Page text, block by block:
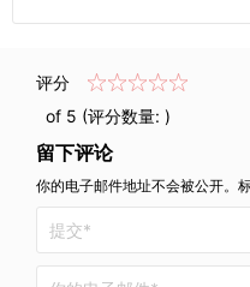
评分
of 5 (评分数量: )
留下评论
你的电子邮件地址不会被公开。